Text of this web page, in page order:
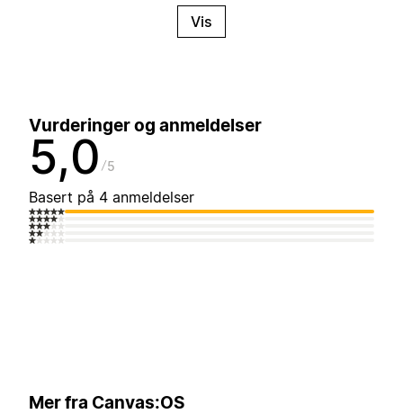
Vis
Vurderinger og anmeldelser
5,0 5
Basert på 4 anmeldelser
Mer fra Canvas:OS